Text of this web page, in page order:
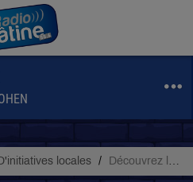
locales Découvrez la Gâtine